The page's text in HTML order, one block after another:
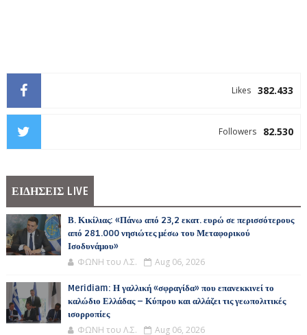
382.433
Likes
82.530
Followers
ΕΙΔΗΣΕΙΣ LIVE
Β. Κικίλιας: «Πάνω από 23,2 εκατ. ευρώ σε περισσότερους
από 281.000 νησιώτες μέσω του Μεταφορικού
Ισοδυνάμου»
ΦΩΝΗ του Λ.Σ. Aug 06, 2026
Meridiam: Η γαλλική «σφραγίδα» που επανεκκινεί το
καλώδιο Ελλάδας – Κύπρου και αλλάζει τις γεωπολιτικές
ισορροπίες
ΦΩΝΗ του Λ.Σ. Aug 06, 2026